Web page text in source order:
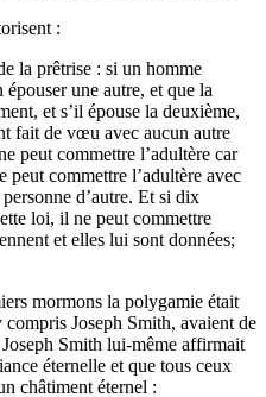
:
la prêtrise : si un homme
une autre, et que la
et s’il épouse la deuxième,
fait de vœu avec aucun autre
peut commettre l’adultère car
peut commettre l’adultère avec
d’autre. Et si dix
loi, il ne peut commettre
et elles lui sont données;
mormons la polygamie était
Joseph Smith, avaient de
Smith lui-même affirmait
éternelle et que tous ceux
châtiment éternel :